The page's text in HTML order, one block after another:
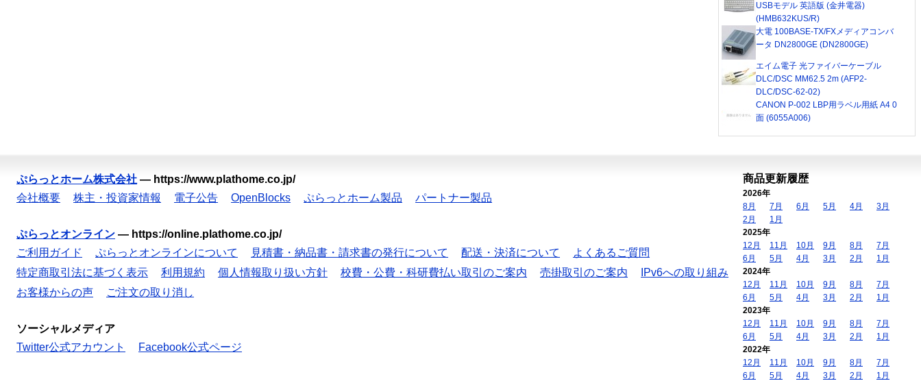
USBモデル 英語版 (金井電器)
(HMB632KUS/R)
大電 100BASE-TX/FXメディアコンバ
ータ DN2800GE (DN2800GE)
エイム電子 光ファイバーケーブル
DLC/DSC MM62.5 2m (AFP2-
DLC/DSC-62-02)
CANON P-002 LBP用ラベル用紙 A4 0
面 (6055A006)
ぷらっとホーム株式会社 — https://www.plathome.co.jp/
会社概要
株主・投資家情報 電子公告 OpenBlocks ぷらっとホーム製品 パートナー製品
ぷらっとオンライン — https://online.plathome.co.jp/
ご利用ガイド
ぷらっとオンラインについて 見積書・納品書・請求書の発行について 配送・決済について
よくあるご質問
特定商取引法に基づく表示
利用規約 個人情報取り扱い方針 校費・公費・科研費払い取引のご案内 売掛取引のご案内
IPv6への取り組み
お客様からの声
ご注文の取り消し
ソーシャルメディア
Twitter公式アカウント
Facebook公式ページ
商品更新履歴
2026年
8月
7月 6月 5月 4月
3月
2月
1月
2025年
12月
11月 10月 9月 8月
7月
6月
5月 4月 3月 2月
1月
2024年
12月
11月 10月 9月 8月
7月
6月
5月 4月 3月 2月
1月
2023年
12月
11月 10月 9月 8月
7月
6月
5月 4月 3月 2月
1月
2022年
12月
11月 10月 9月 8月
7月
6月
5月 4月 3月 2月
1月